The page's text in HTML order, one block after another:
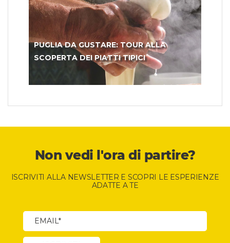
PUGLIA DA GUSTARE: TOUR ALLA
SCOPERTA DEI PIATTI TIPICI
Non vedi l'ora di partire?
ISCRIVITI ALLA NEWSLETTER E SCOPRI LE ESPERIENZE
ADATTE A TE